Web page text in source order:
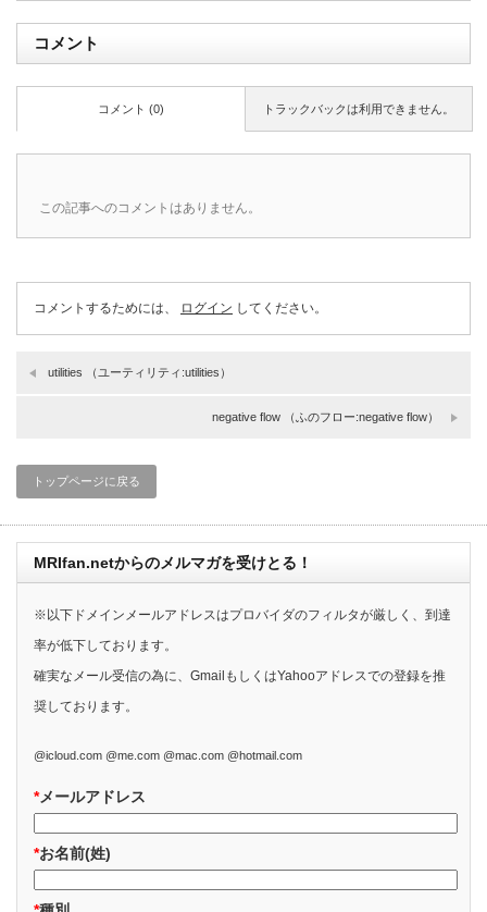
コメント
トラックバックは利用できません。
コメント (0)
この記事へのコメントはありません。
コメントするためには、 ログイン してください。
utilities （ユーティリティ:utilities）
negative flow （ふのフロー:negative flow）
トップページに戻る
MRIfan.netからのメルマガを受けとる！
※以下ドメインメールアドレスはプロバイダのフィルタが厳しく、到達
率が低下しております。
確実なメール受信の為に、GmailもしくはYahooアドレスでの登録を推
奨しております。
@icloud.com @me.com @mac.com @hotmail.com
*メールアドレス
*お名前(姓)